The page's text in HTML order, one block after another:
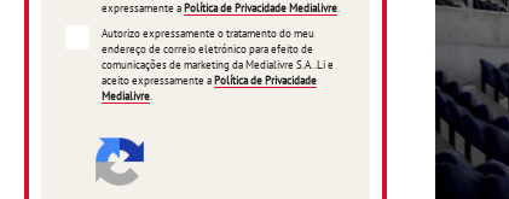
expressamente aPolítica de Privacidade Medialivre
Autorizo expressamente o tratamento do meu
endereço de correio eletrónico para efeito de
comunicações de marketing da Medialivre S.A..Li e
aceito expressamente aPolítica de Privacidade
Medialivre